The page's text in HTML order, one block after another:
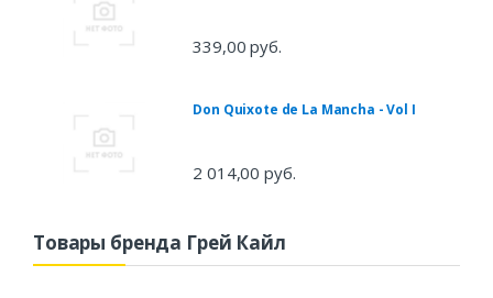
339,00 руб.
Don Quixote de La Mancha - Vol I
2 014,00 руб.
Товары бренда Грей Кайл